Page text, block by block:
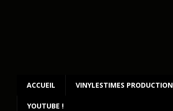
ACCUEIL VINYLESTIMES PRODUCTION
YOUTUBE !